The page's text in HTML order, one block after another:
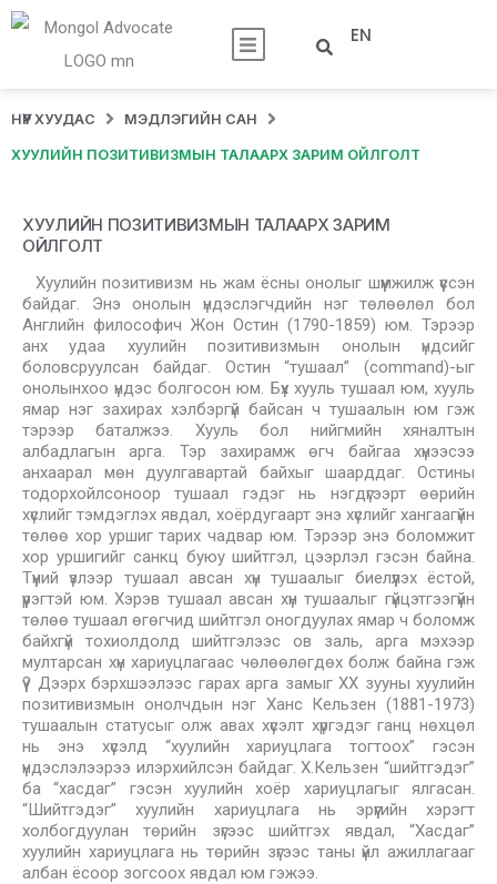
EN
НҮҮР ХУУДАС МЭДЛЭГИЙН САН
ХУУЛИЙН ПОЗИТИВИЗМЫН ТАЛААРХ ЗАРИМ ОЙЛГОЛТ
ХУУЛИЙН ПОЗИТИВИЗМЫН ТАЛААРХ ЗАРИМ
ОЙЛГОЛТ
Хуулийн позитивизм нь жам ёсны онолыг шүүмжилж үүссэн
байдаг. Энэ онолын үндэслэгчдийн нэг төлөөлөл бол
Английн философич Жон Остин (1790-1859) юм. Тэрээр
анх удаа хуулийн позитивизмын онолын үндсийг
боловсруулсан байдаг. Остин “тушаал” (command)-ыг
онолынхоо үндэс болгосон юм. Бүх хууль тушаал юм, хууль
ямар нэг захирах хэлбэргүй байсан ч тушаалын юм гэж
тэрээр баталжээ. Хууль бол нийгмийн хяналтын
албадлагын арга. Тэр захирамж өгч байгаа хүнээсээ
анхаарал мөн дуулгавартай байхыг шаарддаг. Остины
тодорхойлсоноор тушаал гэдэг нь нэгдүгээрт өөрийн
хүслийг тэмдэглэх явдал, хоёрдугаарт энэ хүслийг хангаагүйн
төлөө хор уршиг тарих чадвар юм. Тэрээр энэ боломжит
хор уршигийг санкц буюу шийтгэл, цээрлэл гэсэн байна.
Түүний үзлээр тушаал авсан хүн тушаалыг биелүүлэх ёстой,
үүрэгтэй юм. Хэрэв тушаал авсан хүн тушаалыг гүйцэтгээгүйн
төлөө тушаал өгөгчид шийтгэл оногдуулах ямар ч боломж
байхгүй тохиолдолд шийтгэлээс ов заль, арга мэхээр
мултарсан хүн хариуцлагаас чөлөөлөгдөх болж байна гэж
үү? Дээрх бэрхшээлээс гарах арга замыг XX зууны хуулийн
позитивизмын онолчдын нэг Ханс Кельзен (1881-1973)
тушаалын статусыг олж авах хүсэлт хүргэдэг ганц нөхцөл
нь энэ хүсэлд “хуулийн хариуцлага тогтоох” гэсэн
үндэслэлээрээ илэрхийлсэн байдаг. Х.Кельзен “шийтгэдэг”
ба “хасдаг” гэсэн хуулийн хоёр хариуцлагыг ялгасан.
“Шийтгэдэг” хуулийн хариуцлага нь эрүүгийн хэрэгт
холбогдуулан төрийн зүгээс шийтгэх явдал, “Хасдаг”
хуулийн хариуцлага нь төрийн зүгээс таны үйл ажиллагааг
албан ёсоор зогсоох явдал юм гэжээ.